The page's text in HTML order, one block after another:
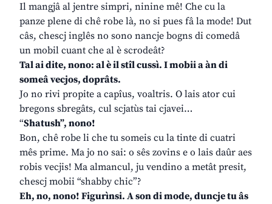
Il mangjâ al jentre simpri, ninine mê! Che cu la
panze plene di chê robe là, no si pues fâ la mode! Dut
câs, chescj inglês no sono nancje bogns di comedâ
un mobil cuant che al è scrodeât?
Tal ai dite, nono: al è il stîl cussì. I mobii a àn di
someâ vecjos, doprâts.
Jo no rivi propite a capîus, voaltris. O lais ator cui
bregons sbregâts, cul scjatùs tai cjavei…
“Shatush”, nono!
Bon, chê robe li che tu someis cu la tinte di cuatri
mês prime. Ma jo no sai: o sês zovins e o lais daûr aes
robis vecjis! Ma almancul, ju vendino a metât presit,
chescj mobii “shabby chic”?
Eh, no, nono! Figurìnsi. A son di mode, duncje tu âs